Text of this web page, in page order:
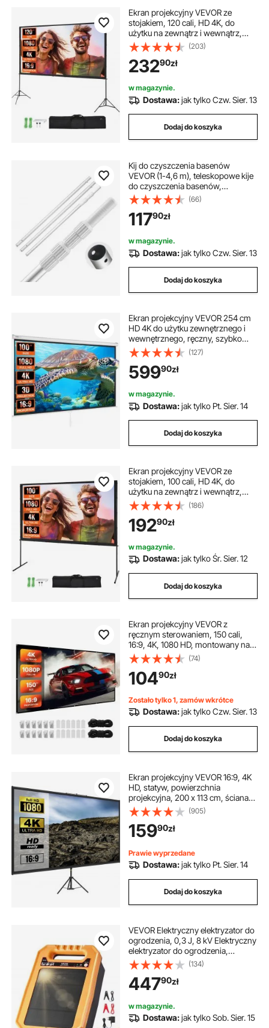
Ekran projekcyjny VEVOR ze
stojakiem, 120 cali, HD 4K, do
użytku na zewnątrz i wewnątrz,
szybko składany, przenośny ekran
filmowy 16:9 do kina domowego,
na kemping i imprezy rekreacyjne,
czarny
(203)
23290zł
w magazynie.
Dostawa:jak tylko Czw. Sier. 13
Dodaj do koszyka
Kij do czyszczenia basenów
VEVOR (1-4,6 m), teleskopowe kije
do czyszczenia basenów,
profesjonalny regulowany kij
teleskopowy z 2 drążkami
przedłużającymi, drążek do
czyszczenia szczotki, głowica
odkurzacza
(66)
11790zł
w magazynie.
Dostawa:jak tylko Czw. Sier. 13
Dodaj do koszyka
Ekran projekcyjny VEVOR 254 cm
HD 4K do użytku zewnętrznego i
wewnętrznego, ręczny, szybko
składany, przenośny ekran filmowy
16:9 do kina domowego, na
kemping i imprezy rekreacyjne,
czarny
(127)
59990zł
w magazynie.
Dostawa:jak tylko Pt. Sier. 14
Dodaj do koszyka
Ekran projekcyjny VEVOR ze
stojakiem, 100 cali, HD 4K, do
użytku na zewnątrz i wewnątrz,
szybko składany, przenośny ekran
filmowy 16:9 do kina domowego,
na kemping i imprezy rekreacyjne,
czarny
(186)
19290zł
w magazynie.
Dostawa:jak tylko Śr. Sier. 12
Dodaj do koszyka
Ekran projekcyjny VEVOR z
ręcznym sterowaniem, 150 cali,
16:9, 4K, 1080 HD, montowany na
ścianie, z 12 haczykami i
dwustronnymi taśmami klejącymi,
do projekcji filmów w kinie
domowym
(74)
10490zł
Zostało tylko 1, zamów wkrótce
Dostawa:jak tylko Czw. Sier. 13
Dodaj do koszyka
Ekran projekcyjny VEVOR 16:9, 4K
HD, statyw, powierzchnia
projekcyjna, 200 x 113 cm, ściana
prezentacyjna, kąt widzenia 160
stopni, ekran o regulowanej
wysokości 200-250 cm, idealny do
kina domowego, sal
konferencyjnych, wesel
(905)
15990zł
Prawie wyprzedane
Dostawa:jak tylko Pt. Sier. 14
Dodaj do koszyka
VEVOR Elektryczny elektryzator do
ogrodzenia, 0,3 J, 8 kV Elektryczny
elektryzator do ogrodzenia,
ładowarka zasilana energią
słoneczną, zasięg 3 km, odporny
na warunki atmosferyczne zestaw
do elektrycznego elektryzowania
ogrodzenia, 7 dni pracy, do
ochrony zwierząt gospodarskich,
drobiu i ogrodu
(134)
44790zł
w magazynie.
Dostawa:jak tylko Sob. Sier. 15